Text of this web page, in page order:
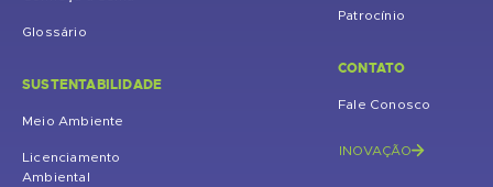
Glossário
SUSTENTABILIDADE
Meio Ambiente
Licenciamento
Ambiental
Patrocínio
CONTATO
Fale Conosco
INOVAÇÃO